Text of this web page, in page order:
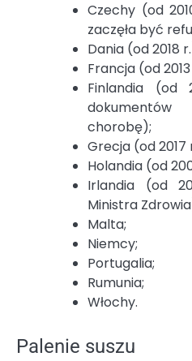
Czechy (od
zaczęła być
Dania (od 2018
Francja (od
Finlandia (od
chorobę);
Grecja (od
Holandia (od
Irlandia (od
Ministra
Malta;
Niemcy;
Portugalia;
Rumunia;
Włochy.
Palenie suszu